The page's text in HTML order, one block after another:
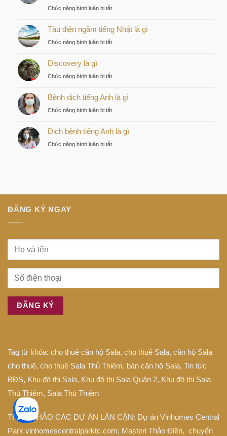
Chức năng bình luận bị tắtở
by
chiến
của
nhà
tư
Tàu điện ngầm tiếng Nhật là gì
Chức năng bình luận bị tắtở
gì
Discovery là gì
Chức năng bình luận bị tắtở
là
Bệnh dịch tiếng Anh là gì
Chức năng bình luận bị tắtở
dịch
Dịch bệnh tiếng Anh là gì
Chức năng bình luận bị tắtở
là
ĐĂNG KÝ NGAY
Tag từ khóa: cho thuê căn hộ Sala, cho thuê Sala, căn hộ Sala
cho thuê, cho thuê Sala Thủ Thiêm, bán căn hộ Sala, Tin tức
BĐS, Khu đô thị Sala, Khu đô thị Sala Quận 2, Khu đô thị Sala
Thủ Thiêm, Sala Thủ Thiêm
THAM KHẢO CÁC DỰ ÁN LÂN CẬN: Dự án Vinhomes Central
Park vinhomescentralparktc.com; Masteri Thảo Điền, chuyển